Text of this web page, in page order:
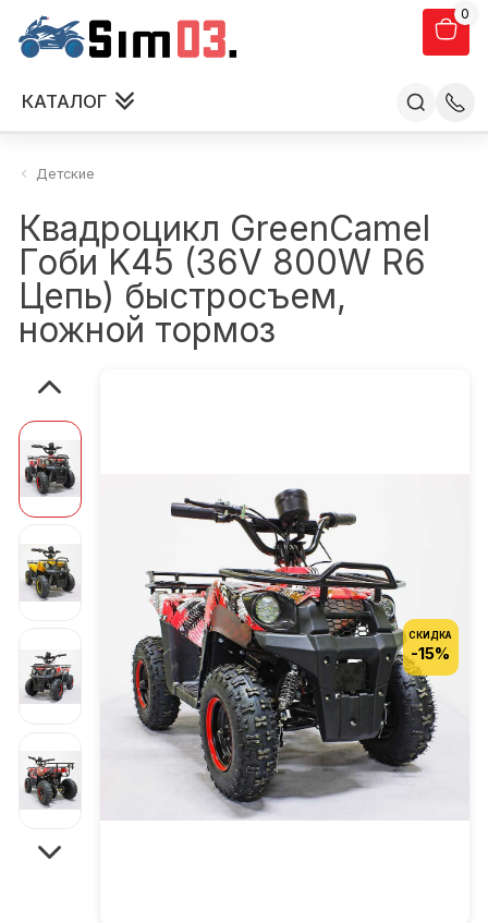
0
КАТАЛОГ
Детские
Квадроцикл GreenCamel
Гоби K45 (36V 800W R6
Цепь) быстросъем,
ножной тормоз
СКИДКА
-15%